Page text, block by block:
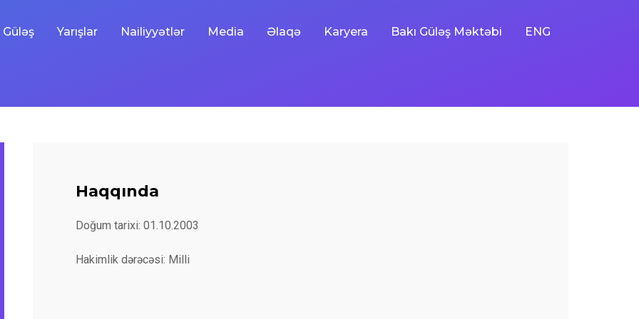
Güləş Yarışlar Nailiyyətlər Media Əlaqə Karyera Bakı Güləş Məktəbi ENG
Haqqında
Doğum tarixi: 01.10.2003
Hakimlik dərəcəsi: Milli